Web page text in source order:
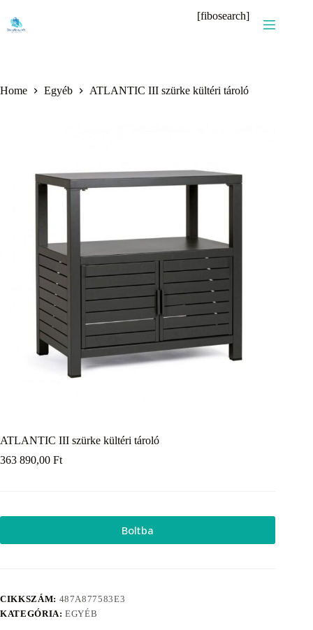
content
[fibosearch]
Home Egyéb ATLANTIC III szürke kültéri tároló
ATLANTIC III szürke kültéri tároló
363 890,00 Ft
Boltba
CIKKSZÁM: 487A877583E3
KATEGÓRIA:EGYÉB